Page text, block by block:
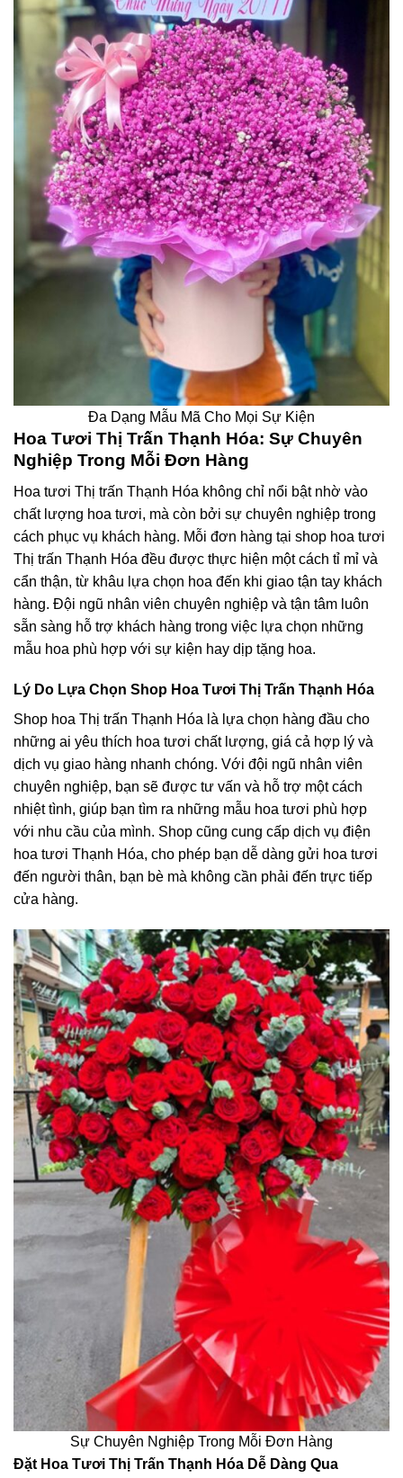
Đa Dạng Mẫu Mã Cho Mọi Sự Kiện
Hoa Tươi Thị Trấn Thạnh Hóa: Sự Chuyên
Nghiệp Trong Mỗi Đơn Hàng
Hoa tươi Thị trấn Thạnh Hóa không chỉ nổi bật nhờ vào
chất lượng hoa tươi, mà còn bởi sự chuyên nghiệp trong
cách phục vụ khách hàng. Mỗi đơn hàng tại shop hoa tươi
Thị trấn Thạnh Hóa đều được thực hiện một cách tỉ mỉ và
cẩn thận, từ khâu lựa chọn hoa đến khi giao tận tay khách
hàng. Đội ngũ nhân viên chuyên nghiệp và tận tâm luôn
sẵn sàng hỗ trợ khách hàng trong việc lựa chọn những
mẫu hoa phù hợp với sự kiện hay dịp tặng hoa.
Lý Do Lựa Chọn Shop Hoa Tươi Thị Trấn Thạnh Hóa
Shop hoa Thị trấn Thạnh Hóa là lựa chọn hàng đầu cho
những ai yêu thích hoa tươi chất lượng, giá cả hợp lý và
dịch vụ giao hàng nhanh chóng. Với đội ngũ nhân viên
chuyên nghiệp, bạn sẽ được tư vấn và hỗ trợ một cách
nhiệt tình, giúp bạn tìm ra những mẫu hoa tươi phù hợp
với nhu cầu của mình. Shop cũng cung cấp dịch vụ điện
hoa tươi Thạnh Hóa, cho phép bạn dễ dàng gửi hoa tươi
đến người thân, bạn bè mà không cần phải đến trực tiếp
cửa hàng.
Sự Chuyên Nghiệp Trong Mỗi Đơn Hàng
Đặt Hoa Tươi Thị Trấn Thạnh Hóa Dễ Dàng Qua